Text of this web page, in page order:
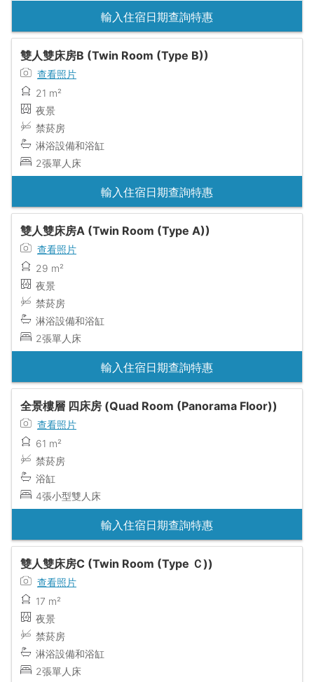
輸入住宿日期查詢特惠
雙人雙床房B (Twin Room (Type B))
查看照片
21 m²
夜景
禁菸房
淋浴設備和浴缸
2張單人床
輸入住宿日期查詢特惠
雙人雙床房A (Twin Room (Type A))
查看照片
29 m²
夜景
禁菸房
淋浴設備和浴缸
2張單人床
輸入住宿日期查詢特惠
全景樓層 四床房 (Quad Room (Panorama Floor))
查看照片
61 m²
禁菸房
浴缸
4張小型雙人床
輸入住宿日期查詢特惠
雙人雙床房C (Twin Room (Type Ｃ))
查看照片
17 m²
夜景
禁菸房
淋浴設備和浴缸
2張單人床